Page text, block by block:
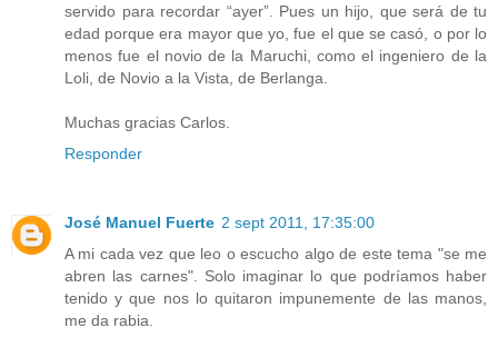
servido para recordar “ayer”. Pues un hijo, que será de tu
edad porque era mayor que yo, fue el que se casó, o por lo
menos fue el novio de la Maruchi, como el ingeniero de la
Loli, de Novio a la Vista, de Berlanga.
Muchas gracias Carlos.
Responder
José Manuel Fuerte 2 sept 2011, 17:35:00
A mi cada vez que leo o escucho algo de este tema "se me
abren las carnes". Solo imaginar lo que podríamos haber
tenido y que nos lo quitaron impunemente de las manos,
me da rabia.